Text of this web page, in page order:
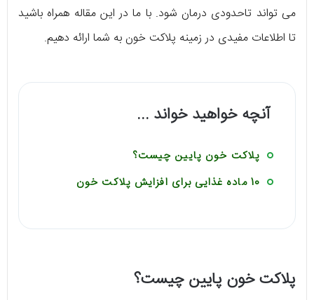
می تواند تاحدودی درمان شود. با ما در این مقاله همراه باشید
تا اطلاعات مفیدی در زمینه پلاکت خون به شما ارائه دهیم.
آنچه خواهید خواند ...
پلاکت خون پایین چیست؟
10 ماده غذایی برای افزایش پلاکت خون
پلاکت خون پایین چیست؟